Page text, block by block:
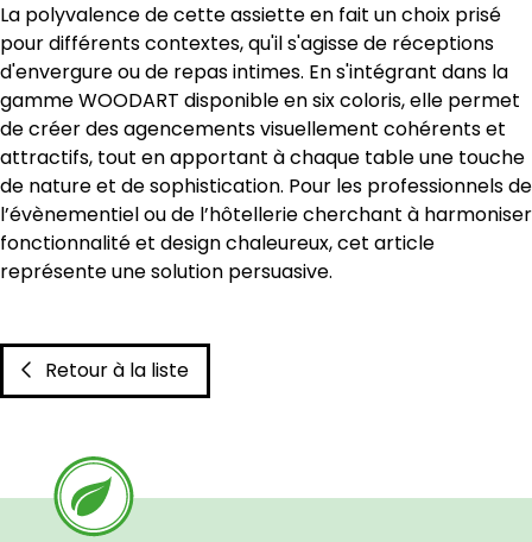
La polyvalence de cette assiette en fait un choix prisé
pour différents contextes, qu'il s'agisse de réceptions
d'envergure ou de repas intimes. En s'intégrant dans la
gamme WOODART disponible en six coloris, elle permet
de créer des agencements visuellement cohérents et
attractifs, tout en apportant à chaque table une touche
de nature et de sophistication. Pour les professionnels de
l’évènementiel ou de l’hôtellerie cherchant à harmoniser
fonctionnalité et design chaleureux, cet article
représente une solution persuasive.
Retour à la liste